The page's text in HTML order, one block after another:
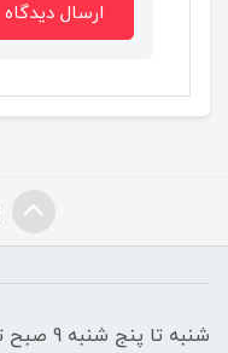
ارسال دیدگاه